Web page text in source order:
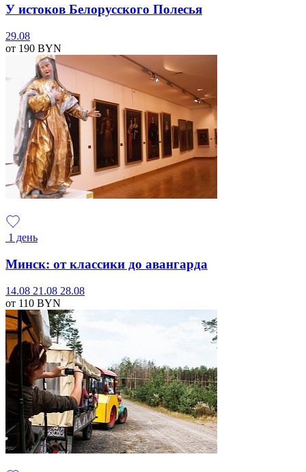
У истоков Белорусского Полесья
29.08
от 190 BYN
1 день
Минск: от классики до авангарда
14.08 21.08 28.08
от 110 BYN